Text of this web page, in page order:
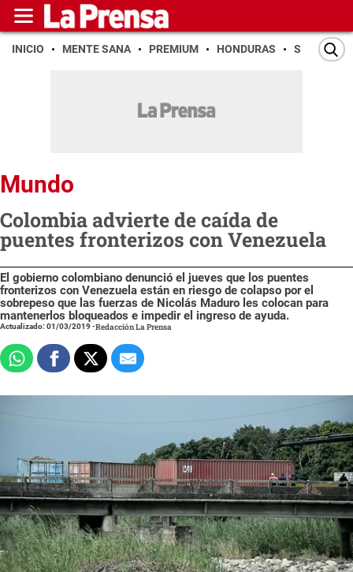
INICIO MENTE SANA PREMIUM HONDURAS SAN PEDRO
Mundo
Colombia advierte de caída de
puentes fronterizos con Venezuela
El gobierno colombiano denunció el jueves que los puentes
fronterizos con Venezuela están en riesgo de colapso por el
sobrepeso que las fuerzas de Nicolás Maduro les colocan para
mantenerlos bloqueados e impedir el ingreso de ayuda.
Actualizado: 01/03/2019-Redacción La Prensa